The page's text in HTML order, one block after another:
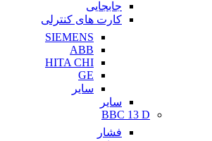
جابجایی
کارت های کنترلی
SIEMENS
ABB
HITA CHI
GE
سایر
سایر
BBC 13 D
فشار